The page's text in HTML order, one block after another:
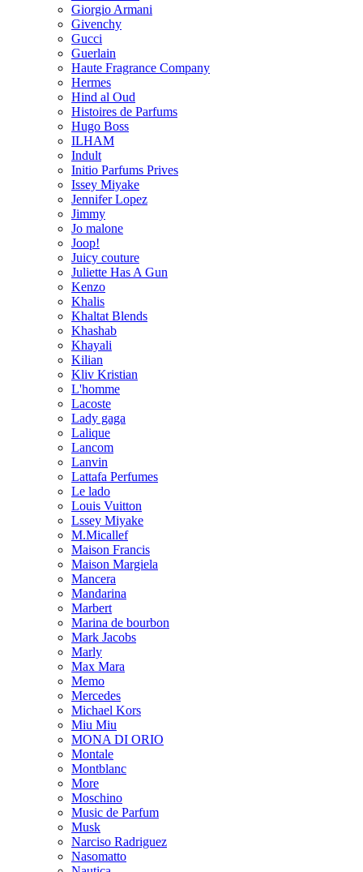
Giorgio Armani
Givenchy
Gucci
Guerlain
Haute Fragrance Company
Hermes
Hind al Oud
Histoires de Parfums
Hugo Boss
ILHAM
Indult
Initio Parfums Prives
Issey Miyake
Jennifer Lopez
Jimmy
Jo malone
Joop!
Juicy couture
Juliette Has A Gun
Kenzo
Khalis
Khaltat Blends
Khashab
Khayali
Kilian
Kliv Kristian
L'homme
Lacoste
Lady gaga
Lalique
Lancom
Lanvin
Lattafa Perfumes
Le lado
Louis Vuitton
Lssey Miyake
M.Micallef
Maison Francis
Maison Margiela
Mancera
Mandarina
Marbert
Marina de bourbon
Mark Jacobs
Marly
Max Mara
Memo
Mercedes
Michael Kors
Miu Miu
MONA DI ORIO
Montale
Montblanc
More
Moschino
Music de Parfum
Musk
Narciso Radriguez
Nasomatto